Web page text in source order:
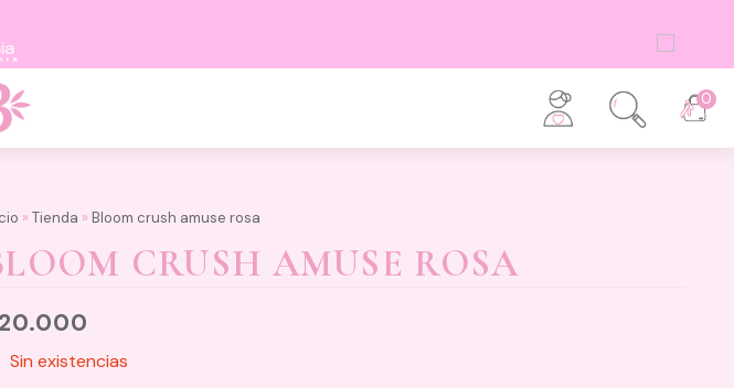
0
» Tienda » Bloom crush amuse rosa
CRUSH AMUSE ROSA
20.000
Sin existencias